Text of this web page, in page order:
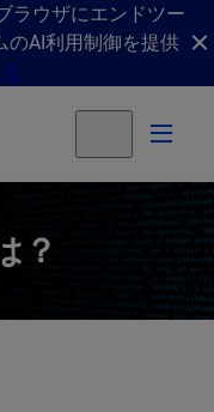
ラウザにエンドツー
のAI利用制御を提供
？